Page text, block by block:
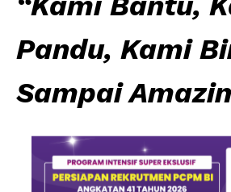
Pandu, Kami
Sampai